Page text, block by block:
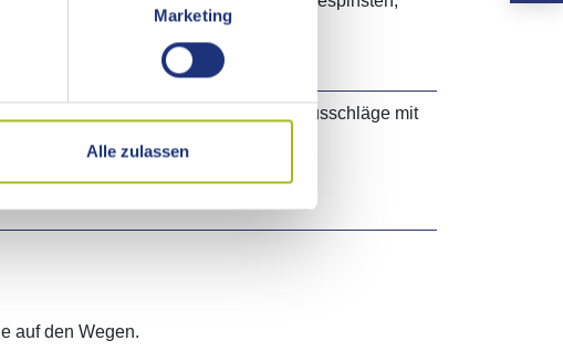
Marketing
Alle zulassen
Zu den Symptomen gehören Hautausschläge mit
und Asthma führen. Begleitend treten
auf den Wegen.